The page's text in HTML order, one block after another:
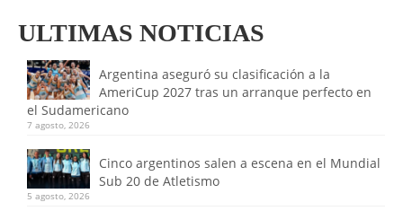
ULTIMAS NOTICIAS
Argentina aseguró su clasificación a la
AmeriCup 2027 tras un arranque perfecto en
el Sudamericano
7 agosto, 2026
Cinco argentinos salen a escena en el Mundial
Sub 20 de Atletismo
5 agosto, 2026